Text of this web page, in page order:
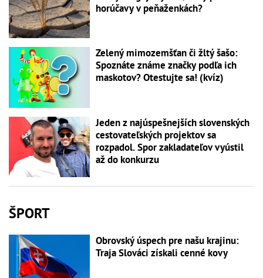
horúčavy v peňaženkách?
Zelený mimozemšťan či žltý šašo:
Spoznáte známe značky podľa ich
maskotov? Otestujte sa! (kvíz)
Jeden z najúspešnejších slovenských
cestovateľských projektov sa
rozpadol. Spor zakladateľov vyústil
až do konkurzu
ŠPORT
Obrovský úspech pre našu krajinu:
Traja Slováci získali cenné kovy